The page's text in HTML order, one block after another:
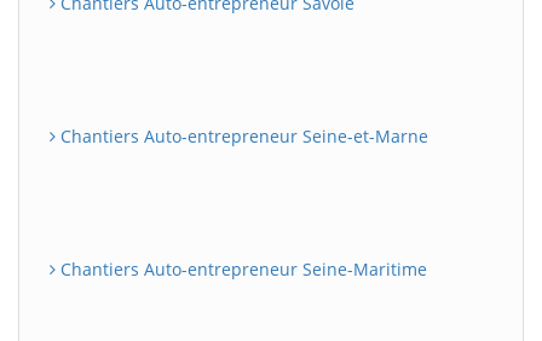
Chantiers Auto-entrepreneur Seine-et-Marne
Chantiers Auto-entrepreneur Seine-Maritime